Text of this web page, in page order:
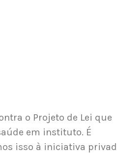
o Projeto de Lei que
em instituto. É
isso à iniciativa